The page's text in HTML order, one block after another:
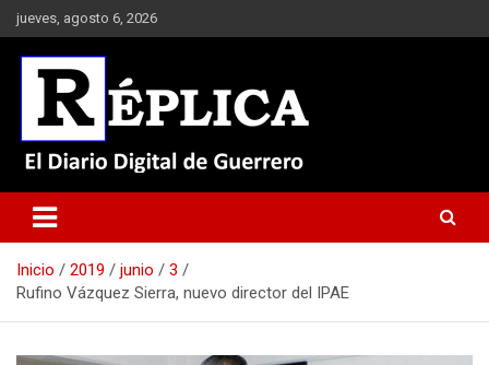
Saltar
al
contenido
jueves, agosto 6, 2026
Réplica
Inicio 2019 junio
3
Rufino Vázquez Sierra, nuevo director del IPAE